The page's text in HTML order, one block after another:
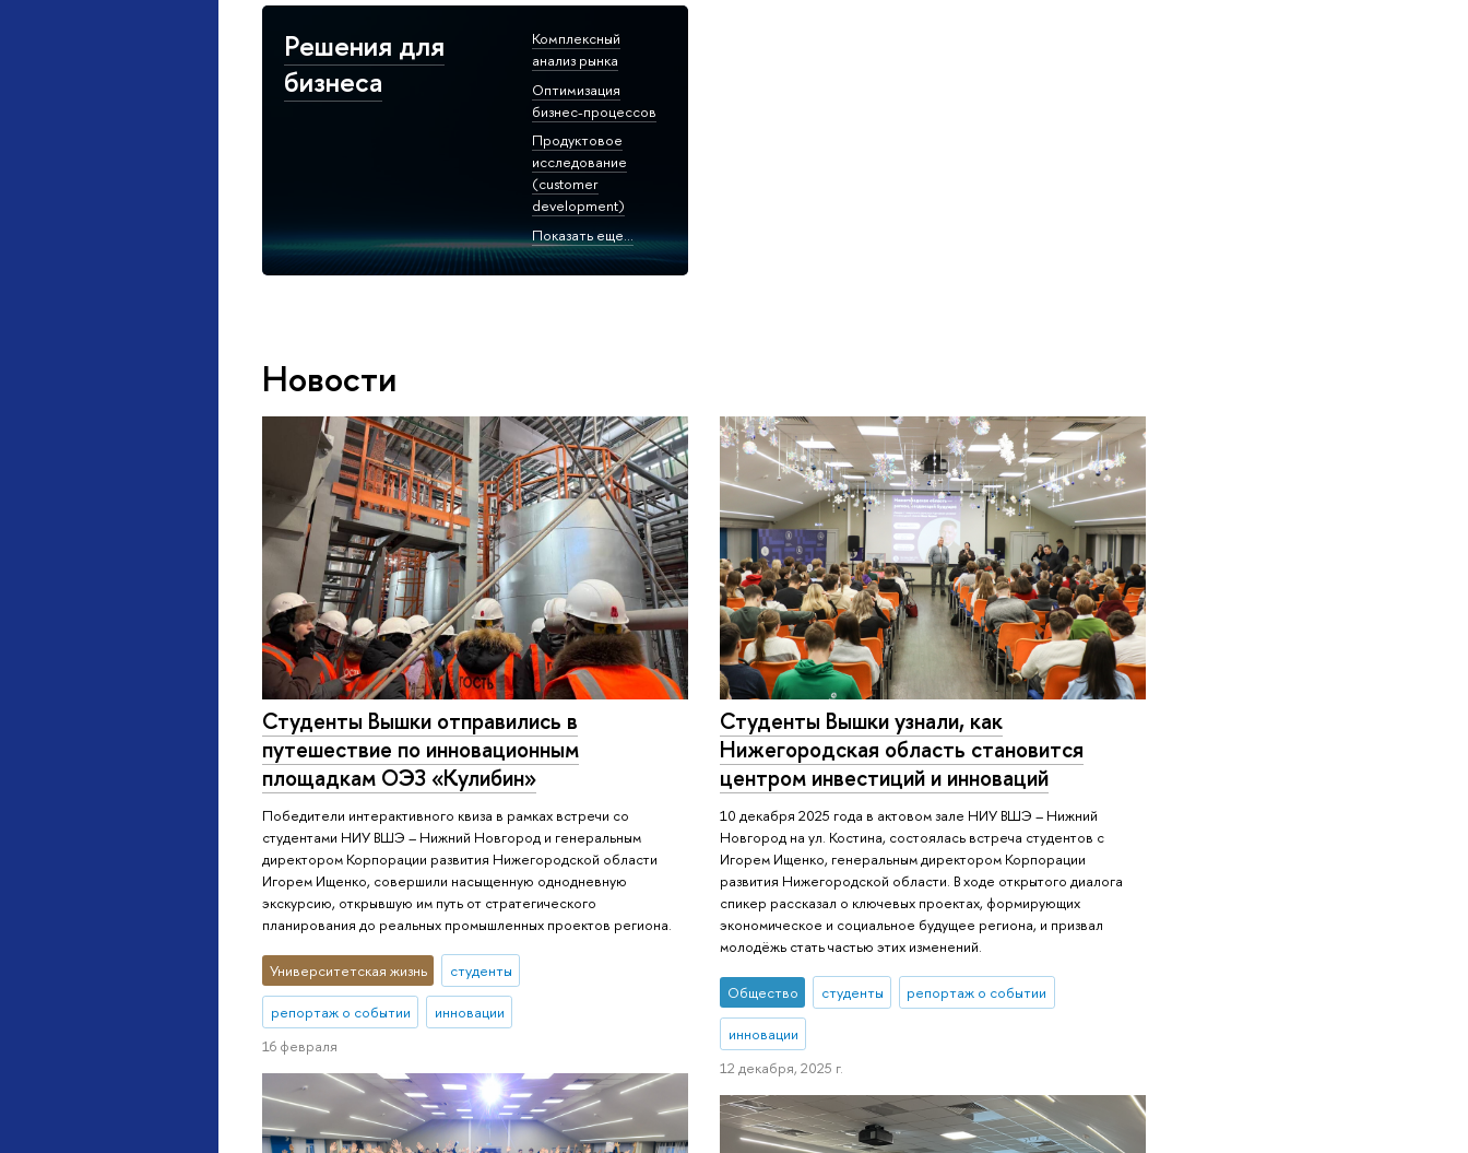
Решения для
бизнеса
Комплексный
анализ рынка
Оптимизация
бизнес-процессов
Продуктовое
исследование
(customer
development)
Показать еще...
Новости
Студенты Вышки отправились в
путешествие по инновационным
площадкам ОЭЗ «Кулибин»
Победители интерактивного квиза в рамках встречи со
студентами НИУ ВШЭ – Нижний Новгород и генеральным
директором Корпорации развития Нижегородской области
Игорем Ищенко, совершили насыщенную однодневную
экскурсию, открывшую им путь от стратегического
планирования до реальных промышленных проектов региона.
Университетская жизнь студенты
репортаж о событии
инновации
16 февраля
Студенты Вышки узнали, как
Нижегородская область становится
центром инвестиций и инноваций
10 декабря 2025 года в актовом зале НИУ ВШЭ – Нижний
Новгород на ул. Костина, состоялась встреча студентов с
Игорем Ищенко, генеральным директором Корпорации
развития Нижегородской области. В ходе открытого диалога
спикер рассказал о ключевых проектах, формирующих
экономическое и социальное будущее региона, и призвал
молодёжь стать частью этих изменений.
Общество студенты репортаж о событии
инновации
12 декабря, 2025 г.